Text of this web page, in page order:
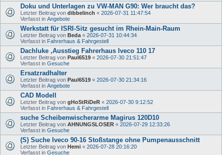
Doku und Unterlagen zu VW-MAN G90: Wer braucht das?
Letzter Beitrag von dibbelinch « 2026-07-31 11:47:54
Verfasst in Angebote
Werkstatt für ISRI-Sitz gesucht im Rhein-Main-Raum
Letzter Beitrag von Beda « 2026-07-31 10:44:34
Verfasst in Fahrerhaus & Fahrgestell
Dachluke ,Ausstieg Fahrerhaus Iveco 110 17
Letzter Beitrag von Paul6519 « 2026-07-30 21:51:47
Verfasst in Gesuche
Ersatzradhalter
Letzter Beitrag von Paul6519 « 2026-07-30 21:34:16
Verfasst in Angebote
CAD Modell
Letzter Beitrag von gHoStRiDeR « 2026-07-30 9:12:52
Verfasst in Fahrerhaus & Fahrgestell
suche Scheibenwischerarme Magirus 120D10
Letzter Beitrag von AHNUNGSLOSER « 2026-07-29 12:33:26
Verfasst in Gesuche
(S) Suche Iveco 90-16 Stoßstange ohne Pumpenausschnitt
Letzter Beitrag von Hemi « 2026-07-28 20:16:20
Verfasst in Gesuche